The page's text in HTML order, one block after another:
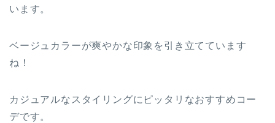
います。
ベージュカラーが爽やかな印象を引き立てています
ね！
カジュアルなスタイリングにピッタリなおすすめコー
デです。